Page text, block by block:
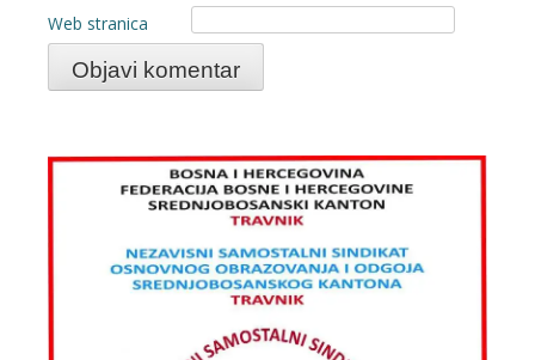
Web stranica